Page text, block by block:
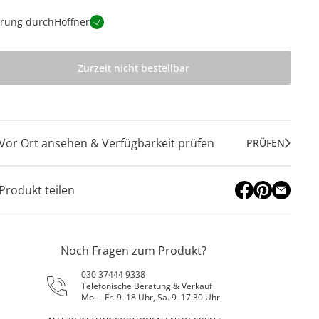
durchHöffner
Zurzeit nicht bestellbar
Ort ansehen & Verfügbarkeit prüfen PRÜFEN
teilen
Noch Fragen zum Produkt?
030 37444 9338
Telefonische Beratung & Verkauf
Mo. – Fr. 9–18 Uhr, Sa. 9–17:30 Uhr